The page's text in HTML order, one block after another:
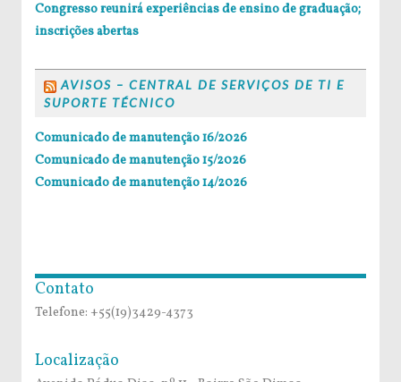
Congresso reunirá experiências de ensino de graduação;
inscrições abertas
AVISOS – CENTRAL DE SERVIÇOS DE TI E
SUPORTE TÉCNICO
Comunicado de manutenção 16/2026
Comunicado de manutenção 15/2026
Comunicado de manutenção 14/2026
Contato
Telefone: +55(19)3429-4373
Localização